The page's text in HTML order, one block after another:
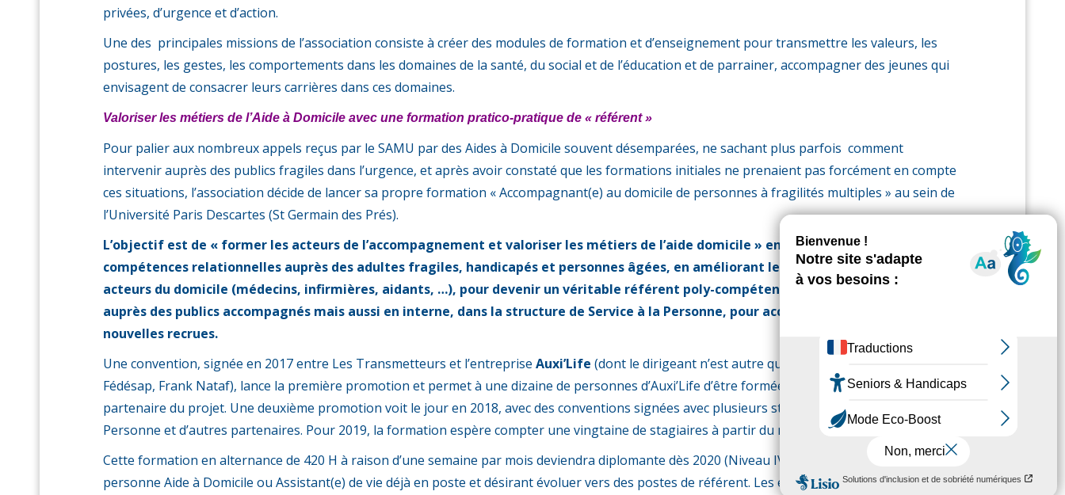
privées, d’urgence et d’action.
Une des principales missions de l’association consiste à créer des modules de formation et d’enseignement pour transmettre les valeurs, les
postures, les gestes, les comportements dans les domaines de la santé, du social et de l’éducation et de parrainer, accompagner des jeunes qui
envisagent de consacrer leurs carrières dans ces domaines.
Valoriser les métiers de l’Aide à Domicile avec une formation pratico-pratique de « référent »
Pour palier aux nombreux appels reçus par le SAMU par des Aides à Domicile souvent désemparées, ne sachant plus parfois comment
intervenir auprès des publics fragiles dans l’urgence, et après avoir constaté que les formations initiales ne prenaient pas forcément en compte
ces situations, l’association décide de lancer sa propre formation « Accompagnant(e) au domicile de personnes à fragilités multiples » au sein de
l’Université Paris Descartes (St Germain des Prés).
L’objectif est de « former les acteurs de l’accompagnement et valoriser les métiers de l’aide domicile » en développant de meilleures
compétences relationnelles auprès des adultes fragiles, handicapés et personnes âgées, en améliorant les liens avec les autres
acteurs du domicile (médecins, infirmières, aidants, …), pour devenir un véritable référent poly-compétent (médico-psycho-social)
auprès des publics accompagnés mais aussi en interne, dans la structure de Service à la Personne, pour accompagner au mieux les
nouvelles recrues.
Une convention, signée en 2017 entre Les Transmetteurs et l’entreprise Auxi’Life (dont le dirigeant n’est autre que le vice-président de la
Fédésap, Frank Nataf), lance la première promotion et permet à une dizaine de personnes d’Auxi’Life d’être formées et à l’entreprise de devenir
partenaire du projet. Une deuxième promotion voit le jour en 2018, avec des conventions signées avec plusieurs structures de Services à la
Personne et d’autres partenaires. Pour 2019, la formation espère compter une vingtaine de stagiaires à partir du mois de février 2019.
Cette formation en alternance de 420 H à raison d’une semaine par mois deviendra diplomante dès 2020 (Niveau IV). Elle s’adresse à toute
personne Aide à Domicile ou Assistant(e) de vie déjà en poste et désirant évoluer vers des postes de référent. Les enseignements dispensés, très